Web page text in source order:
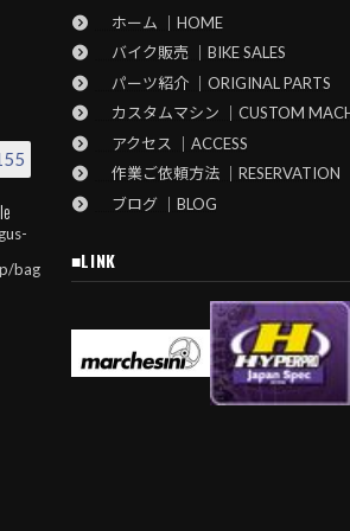
bag
ホーム ｜HOME
バイク販売 ｜BIKE SALES
パーツ紹介 ｜ORIGINAL PARTS
カスタムマシン ｜CUSTOM
アクセス ｜ACCESS
作業ご依頼方法 ｜RESERVATION
ブログ ｜BLOG
■LINK